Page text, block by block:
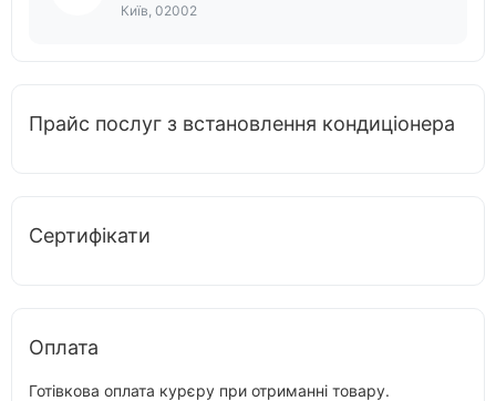
Київ, 02002
Прайс послуг з встановлення кондиціонера
Сертифікати
Оплата
Готівкова оплата курєру при отриманні товару.